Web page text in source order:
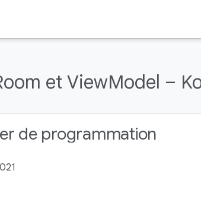
et ViewModel –
de programmation